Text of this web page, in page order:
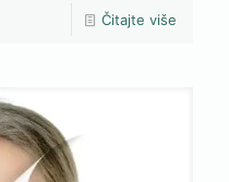
Čitajte više